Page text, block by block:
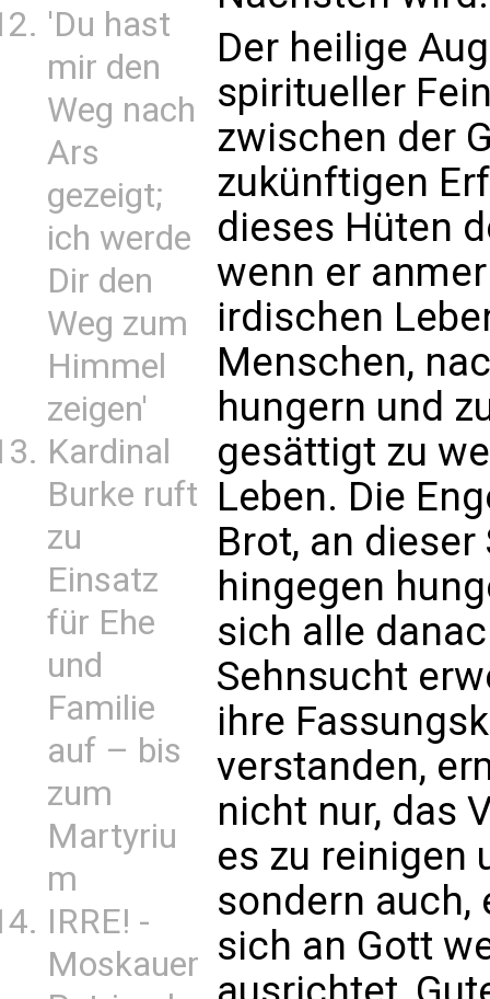
'Du hast
mir den
Weg nach
Ars
gezeigt;
ich werde
Dir den
Weg zum
Himmel
zeigen'
Kardinal
Burke ruft
zu
Einsatz
für Ehe
und
Familie
auf – bis
zum
Martyriu
m
IRRE! -
Moskauer
Der heilige
spiritueller
zwischen der
zukünftigen
dieses Hüten
wenn er
irdischen
Menschen,
hungern und
gesättigt zu
Leben. Die
Brot, an
hingegen
sich alle
Sehnsucht
ihre
verstanden,
nicht nur, das
es zu reinigen
sondern auch,
sich an Gott